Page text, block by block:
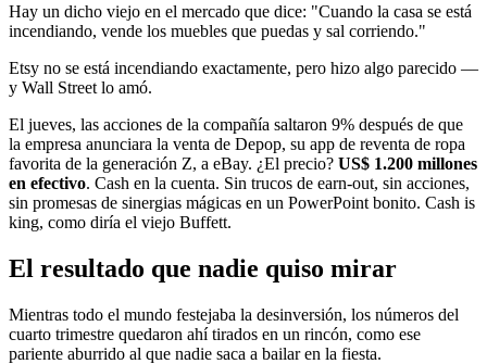
Hay un dicho viejo en el mercado que dice: "Cuando la casa se está
incendiando, vende los muebles que puedas y sal corriendo."
Etsy no se está incendiando exactamente, pero hizo algo parecido —
y Wall Street lo amó.
El jueves, las acciones de la compañía saltaron 9% después de que
la empresa anunciara la venta de Depop, su app de reventa de ropa
favorita de la generación Z, a eBay. ¿El precio? US$ 1.200 millones
en efectivo. Cash en la cuenta. Sin trucos de earn-out, sin acciones,
sin promesas de sinergias mágicas en un PowerPoint bonito. Cash is
king, como diría el viejo Buffett.
El resultado que nadie quiso mirar
Mientras todo el mundo festejaba la desinversión, los números del
cuarto trimestre quedaron ahí tirados en un rincón, como ese
pariente aburrido al que nadie saca a bailar en la fiesta.